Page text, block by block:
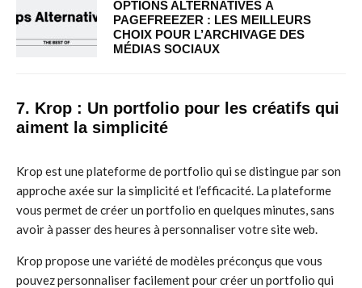
OPTIONS ALTERNATIVES À
PAGEFREEZER : LES MEILLEURS
CHOIX POUR L’ARCHIVAGE DES
MÉDIAS SOCIAUX
7. Krop : Un portfolio pour les créatifs qui
aiment la simplicité
Krop est une plateforme de portfolio qui se distingue par son
approche axée sur la simplicité et l’efficacité. La plateforme
vous permet de créer un portfolio en quelques minutes, sans
avoir à passer des heures à personnaliser votre site web.
Krop propose une variété de modèles préconçus que vous
pouvez personnaliser facilement pour créer un portfolio qui